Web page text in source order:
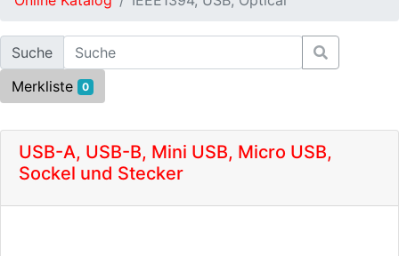
Suche
Merkliste
0
USB-A, USB-B, Mini USB, Micro USB,
Sockel und Stecker